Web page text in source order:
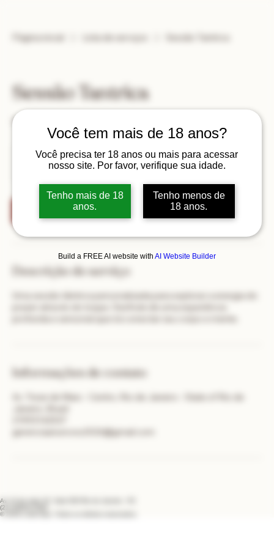
Você tem mais de 18 anos?
Você precisa ter 18 anos ou mais para acessar
nosso site. Por favor, verifique sua idade.
Tenho mais de 18
anos.
Tenho menos de
18 anos.
Build a FREE AI website with AI Website Builder
Página inicial
Sessão Tantrica
Explore o prazer através do toque
1 h 30 min1
0
m
n
120
Reais
brasileiros
R$ 120 Avenida Treze de Maio
Descrição do serviço
Uma sessão tântrica personalizada para explorar a energia do
Informações de contato
gerenciaanuncios2026@gmail.com
Av 13 de maio 33 Sala 509 Rio de Janeiro - RJ
(21) 99563-2566
© 2026 Lokal Spa. Todos os direitos reservados.